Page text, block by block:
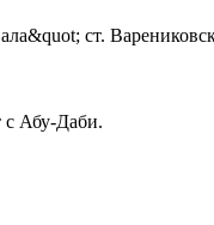
ст.
с Абу-Даби.